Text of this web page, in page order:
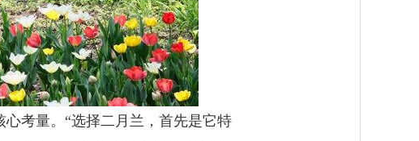
考量。“选择二月兰，首先是它特